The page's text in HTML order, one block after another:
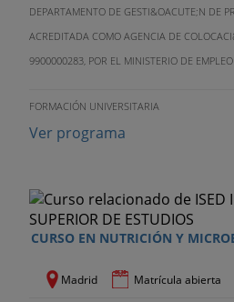
DEPARTAMENTO DE GESTI&OACUTE;N DE
ACREDITADA COMO AGENCIA DE
9900000283, POR EL MINISTERIO DE
FORMACIÓN UNIVERSITARIA
Ver programa
CURSO EN NUTRICIÓN Y
Madrid Matrícula abierta